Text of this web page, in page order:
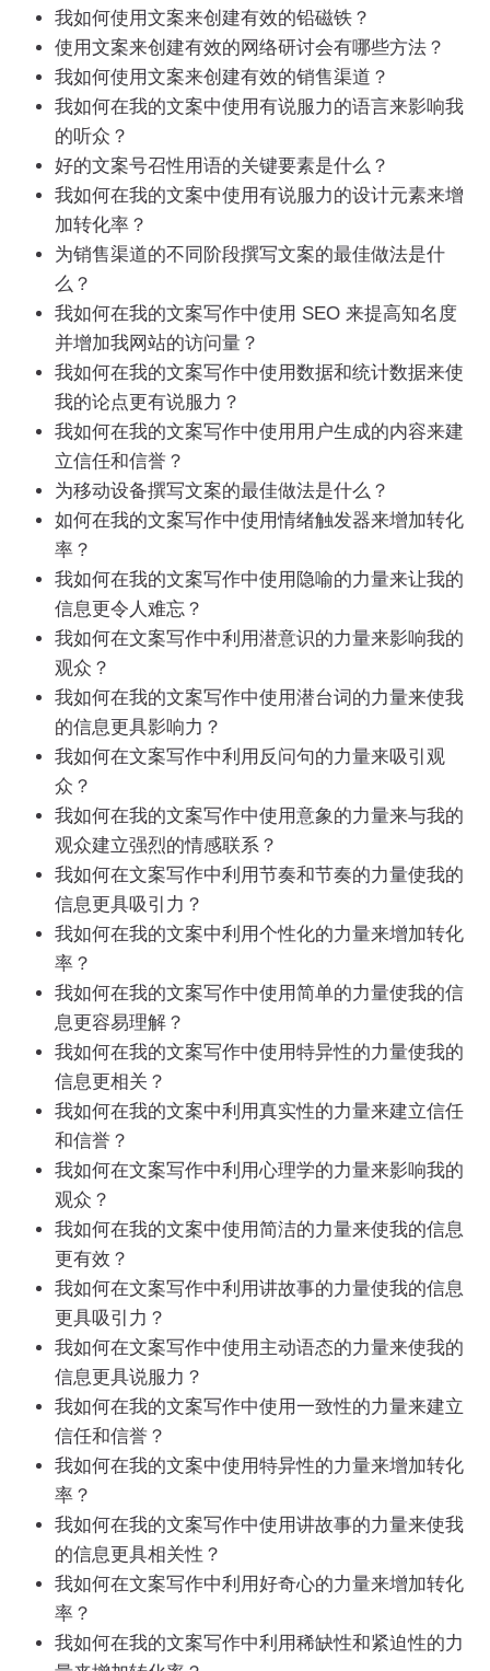
我如何使用文案来创建有效的铅磁铁？
使用文案来创建有效的网络研讨会有哪些方法？
我如何使用文案来创建有效的销售渠道？
我如何在我的文案中使用有说服力的语言来影响我
的听众？
好的文案号召性用语的关键要素是什么？
我如何在我的文案中使用有说服力的设计元素来增
加转化率？
为销售渠道的不同阶段撰写文案的最佳做法是什
么？
我如何在我的文案写作中使用 SEO 来提高知名度
并增加我网站的访问量？
我如何在我的文案写作中使用数据和统计数据来使
我的论点更有说服力？
我如何在我的文案写作中使用用户生成的内容来建
立信任和信誉？
为移动设备撰写文案的最佳做法是什么？
如何在我的文案写作中使用情绪触发器来增加转化
率？
我如何在我的文案写作中使用隐喻的力量来让我的
信息更令人难忘？
我如何在文案写作中利用潜意识的力量来影响我的
观众？
我如何在我的文案写作中使用潜台词的力量来使我
的信息更具影响力？
我如何在文案写作中利用反问句的力量来吸引观
众？
我如何在我的文案写作中使用意象的力量来与我的
观众建立强烈的情感联系？
我如何在文案写作中利用节奏和节奏的力量使我的
信息更具吸引力？
我如何在我的文案中利用个性化的力量来增加转化
率？
我如何在我的文案写作中使用简单的力量使我的信
息更容易理解？
我如何在我的文案写作中使用特异性的力量使我的
信息更相关？
我如何在我的文案中利用真实性的力量来建立信任
和信誉？
我如何在文案写作中利用心理学的力量来影响我的
观众？
我如何在我的文案中使用简洁的力量来使我的信息
更有效？
我如何在文案写作中利用讲故事的力量使我的信息
更具吸引力？
我如何在文案写作中使用主动语态的力量来使我的
信息更具说服力？
我如何在我的文案写作中使用一致性的力量来建立
信任和信誉？
我如何在我的文案中使用特异性的力量来增加转化
率？
我如何在我的文案写作中使用讲故事的力量来使我
的信息更具相关性？
我如何在文案写作中利用好奇心的力量来增加转化
率？
我如何在我的文案写作中利用稀缺性和紧迫性的力